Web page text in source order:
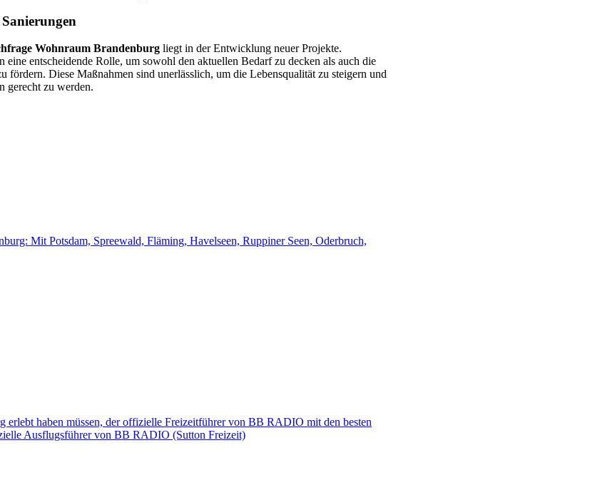
Wohnraum Brandenburg liegt in der Entwicklung neuer Projekte.
eine entscheidende Rolle, um sowohl den aktuellen Bedarf zu decken als auch die
fördern. Diese Maßnahmen sind unerlässlich, um die Lebensqualität zu steigern und
gerecht zu werden.
Mit Potsdam, Spreewald, Fläming, Havelseen, Ruppiner Seen, Oderbruch,
erlebt haben müssen, der offizielle Freizeitführer von BB RADIO mit den besten
Ausflugsführer von BB RADIO (Sutton Freizeit)